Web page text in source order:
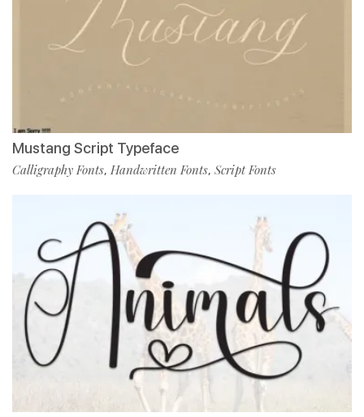
Mustang Script Typeface
Calligraphy Fonts, Handwritten Fonts, Script Fonts